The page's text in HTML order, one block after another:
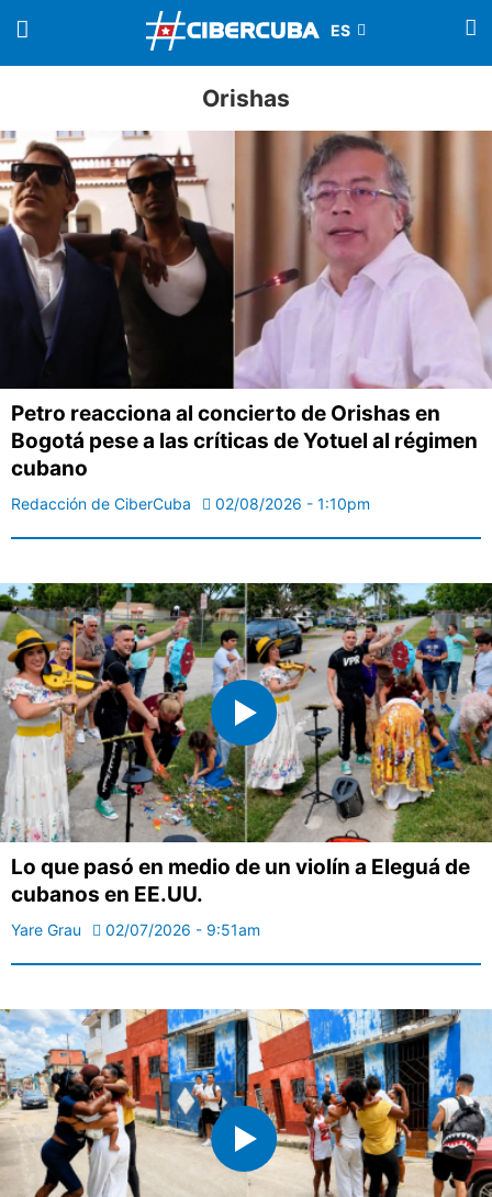
Orishas
Petro reacciona al concierto de Orishas en
Bogotá pese a las críticas de Yotuel al régimen
cubano
Redacción de CiberCuba 02/08/2026 - 1:10pm
Lo que pasó en medio de un violín a Eleguá de
cubanos en EE.UU.
Yare Grau 02/07/2026 - 9:51am